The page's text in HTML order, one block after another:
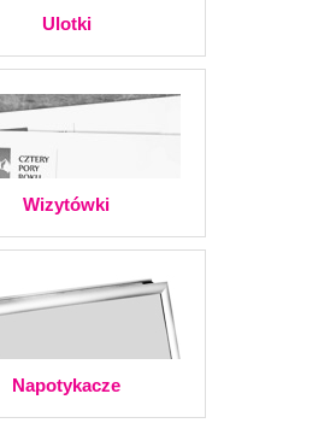
Ulotki
Wizytówki
Napotykacze